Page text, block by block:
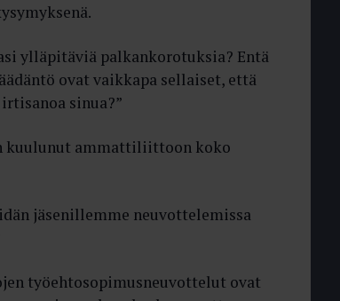
ylläpitäviä palkankorotuksia? Entä
ovat vaikkapa sellaiset, että
sinua?”
kuulunut ammattiliittoon koko
jäsenillemme neuvottelemissa
työehtosopimusneuvottelut ovat